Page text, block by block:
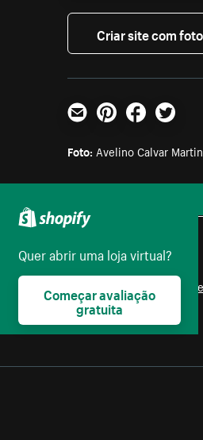
Criar site com
E-mailPinterestFacebookTwitter
Foto: Avelino Calvar
Natureza
Flores
Burst Some Rights
Quer abrir uma loja virtual?
Começar avaliação
gratuita